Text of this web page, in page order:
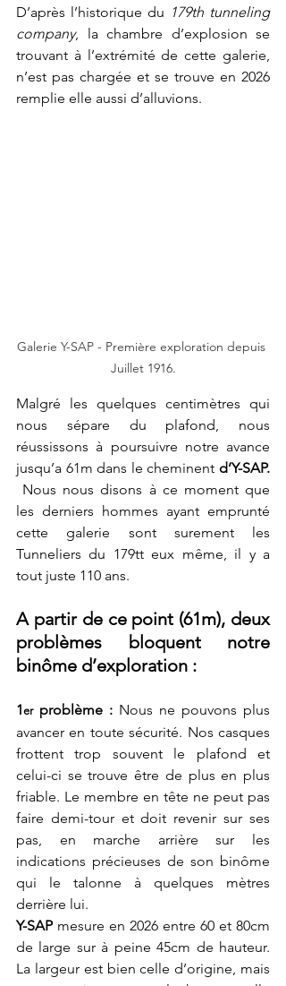
D’après l’historique du 179th tunneling
company, la chambre d’explosion se
trouvant à l’extrémité de cette galerie,
n’est pas chargée et se trouve en 2026
remplie elle aussi d’alluvions.
Galerie Y-SAP - Première exploration depuis
Juillet 1916.
Malgré les quelques centimètres qui
nous sépare du plafond, nous
réussissons à poursuivre notre avance
jusqu’a 61m dans le cheminent d’Y-SAP.
Nous nous disons à ce moment que
les derniers hommes ayant emprunté
cette galerie sont surement les
Tunneliers du 179tt eux même, il y a
tout juste 110 ans.
A partir de ce point (61m), deux
problèmes bloquent notre
binôme d’exploration :
1er problème : Nous ne pouvons plus
avancer en toute sécurité. Nos casques
frottent trop souvent le plafond et
celui-ci se trouve être de plus en plus
friable. Le membre en tête ne peut pas
faire demi-tour et doit revenir sur ses
pas, en marche arrière sur les
indications précieuses de son binôme
qui le talonne à quelques mètres
derrière lui.
Y-SAP mesure en 2026 entre 60 et 80cm
de large sur à peine 45cm de hauteur.
La largeur est bien celle d’origine, mais